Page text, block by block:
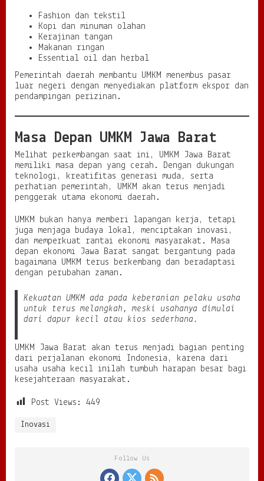
Fashion dan tekstil
Kopi dan minuman olahan
Kerajinan tangan
Makanan ringan
Essential oil dan herbal
Pemerintah daerah membantu UMKM menembus pasar
luar negeri dengan menyediakan platform ekspor dan
pendampingan perizinan.
Masa Depan UMKM Jawa Barat
Melihat perkembangan saat ini, UMKM Jawa Barat
memiliki masa depan yang cerah. Dengan dukungan
teknologi, kreatifitas generasi muda, serta
perhatian pemerintah, UMKM akan terus menjadi
penggerak utama ekonomi daerah.
UMKM bukan hanya memberi lapangan kerja, tetapi
juga menjaga budaya lokal, menciptakan inovasi,
dan memperkuat rantai ekonomi masyarakat. Masa
depan ekonomi Jawa Barat sangat bergantung pada
bagaimana UMKM terus berkembang dan beradaptasi
dengan perubahan zaman.
Kekuatan UMKM ada pada keberanian pelaku usaha
untuk terus melangkah, meski usahanya dimulai
dari dapur kecil atau kios sederhana.
UMKM Jawa Barat akan terus menjadi bagian penting
dari perjalanan ekonomi Indonesia, karena dari
usaha usaha kecil inilah tumbuh harapan besar bagi
kesejahteraan masyarakat.
Post Views: 449
Inovasi
Follow Us